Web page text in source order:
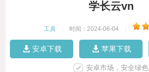
学长云vn
工具 时间：2024-06-04
安卓下载 苹果下载
安卓市场，安全绿色